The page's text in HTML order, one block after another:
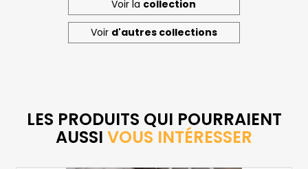
Voir la collection
Voir d'autres collections
LES PRODUITS QUI POURRAIENT
AUSSI VOUS INTÉRESSER